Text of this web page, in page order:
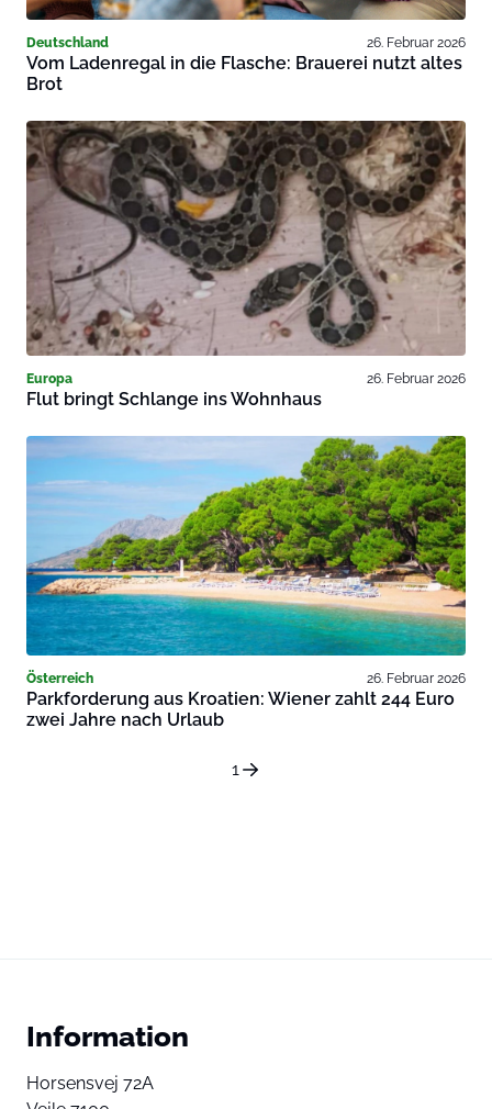
Deutschland 26. Februar 2026
Vom Ladenregal in die Flasche: Brauerei nutzt altes
Brot
Europa 26. Februar 2026
Flut bringt Schlange ins Wohnhaus
Österreich 26. Februar 2026
Parkforderung aus Kroatien: Wiener zahlt 244 Euro
zwei Jahre nach Urlaub
1
Information
Horsensvej 72A